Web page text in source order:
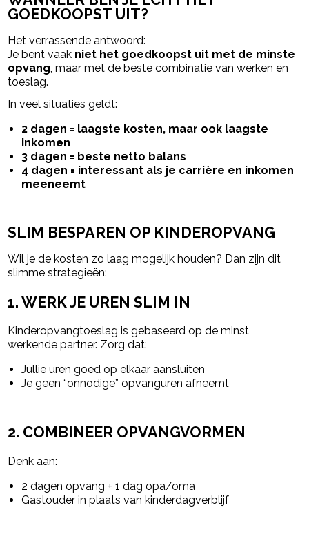
GOEDKOOPST UIT?
Het verrassende antwoord:
Je bent vaak niet het goedkoopst uit met de minste
opvang , maar met de beste combinatie van werken en
toeslag.
In veel situaties geldt:
2 dagen = laagste kosten, maar ook laagste
inkomen
3 dagen = beste netto balans
4 dagen = interessant als je carrière en inkomen
meeneemt
SLIM BESPAREN OP KINDEROPVANG
Wil je de kosten zo laag mogelijk houden? Dan zijn dit
slimme strategieën:
1. WERK JE UREN SLIM IN
Kinderopvangtoeslag is gebaseerd op de minst
werkende partner. Zorg dat:
Jullie uren goed op elkaar aansluiten
Je geen “onnodige” opvanguren afneemt
2. COMBINEER OPVANGVORMEN
Denk aan:
2 dagen opvang + 1 dag opa/oma
Gastouder in plaats van kinderdagverblijf